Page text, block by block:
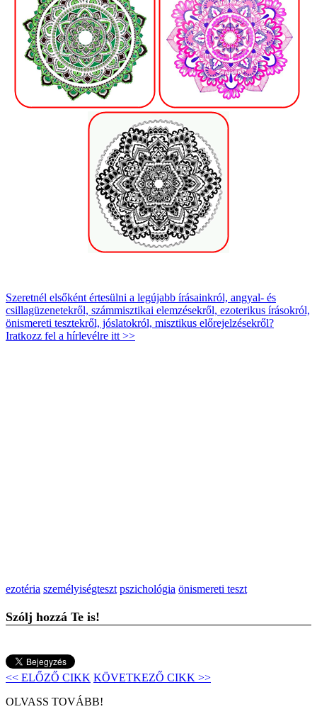
Szeretnél elsőként értesülni a legújabb írásainkról, angyal- és
csillagüzenetekről, számmisztikai elemzésekről, ezoterikus írásokról,
önismereti tesztekről, jóslatokról, misztikus előrejelzésekről?
Iratkozz fel a hírlevélre itt >>
ezotéria személyiségteszt pszichológia önismereti teszt
Szólj hozzá Te is!
<< ELŐZŐ CIKK KÖVETKEZŐ CIKK >>
OLVASS TOVÁBB!